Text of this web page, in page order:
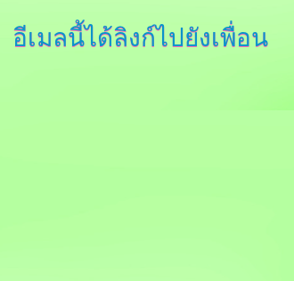
อีเมลนี้ได้ลิงก์ไปยังเพื่อน